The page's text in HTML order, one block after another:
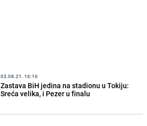
03.08.21. 16:16
Zastava BiH jedina na stadionu u Tokiju:
Sreća velika, i Pezer u finalu